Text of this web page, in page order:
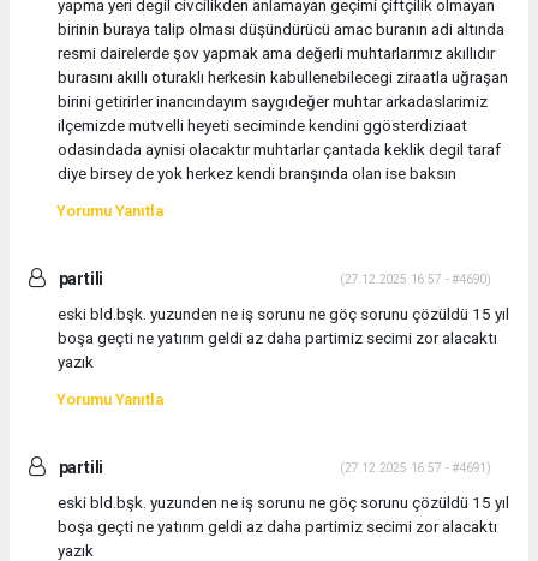
yapma yeri degil civcilikden anlamayan geçimi çiftçilik olmayan
birinin buraya talip olması düşündürücü amac buranın adi altında
resmi dairelerde şov yapmak ama değerli muhtarlarımız akıllıdır
burasını akıllı oturaklı herkesin kabullenebilecegi ziraatla uğraşan
birini getirirler inancındayım saygıdeğer muhtar arkadaslarimiz
ilçemizde mutvelli heyeti seciminde kendini ggösterdiziaat
odasindada aynisi olacaktır muhtarlar çantada keklik degil taraf
diye birsey de yok herkez kendi branşında olan ise baksın
Yorumu Yanıtla
partili (27.12.2025 16:57 - #4690)
eski bld.bşk. yuzunden ne iş sorunu ne göç sorunu çözüldü 15 yıl
boşa geçti ne yatırım geldi az daha partimiz secimi zor alacaktı
yazık
Yorumu Yanıtla
partili (27.12.2025 16:57 - #4691)
eski bld.bşk. yuzunden ne iş sorunu ne göç sorunu çözüldü 15 yıl
boşa geçti ne yatırım geldi az daha partimiz secimi zor alacaktı
yazık